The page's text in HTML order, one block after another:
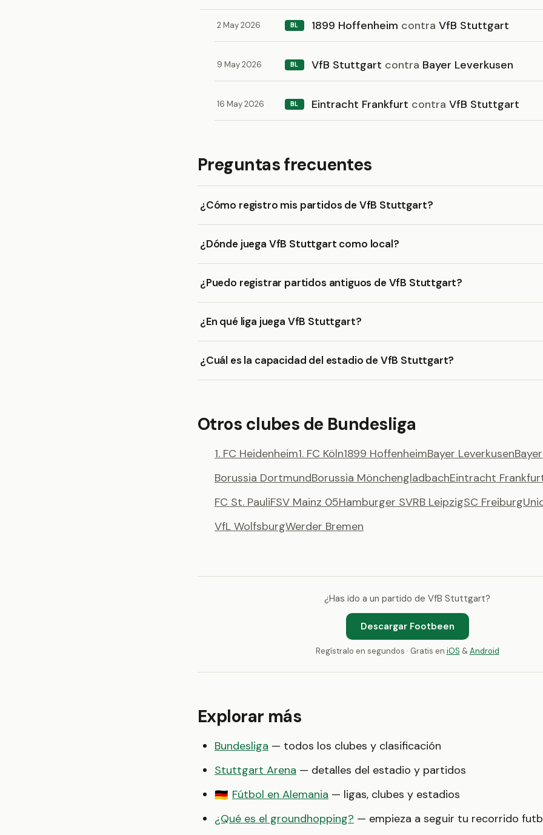
2 May 2026 BL 1899 Hoffenheim contra VfB Stuttgart
9 May 2026 BL VfB Stuttgart contra Bayer Leverkusen
16 May 2026 BL Eintracht Frankfurt contra VfB Stuttgart
Preguntas frecuentes
¿Cómo registro mis partidos de VfB Stuttgart?
¿Dónde juega VfB Stuttgart como local?
¿Puedo registrar partidos antiguos de VfB Stuttgart?
¿En qué liga juega VfB Stuttgart?
¿Cuál es la capacidad del estadio de VfB Stuttgart?
Otros clubes de Bundesliga
1. FC Heidenheim1. FC Köln1899 HoffenheimBayer Leverkusen
Borussia DortmundBorussia MönchengladbachEintracht
FC St. PauliFSV Mainz 05Hamburger SVRB LeipzigSC Freiburg
VfL WolfsburgWerder Bremen
¿Has ido a un partido de VfB Stuttgart?
Descargar Footbeen
Regístralo en segundos · Gratis en iOS &Android
Explorar más
Bundesliga — todos los clubes y clasificación
Stuttgart Arena — detalles del estadio y partidos
🇩🇪 Fútbol en Alemania — ligas, clubes y estadios
¿Qué es el groundhopping? — empieza a seguir tu recorrido